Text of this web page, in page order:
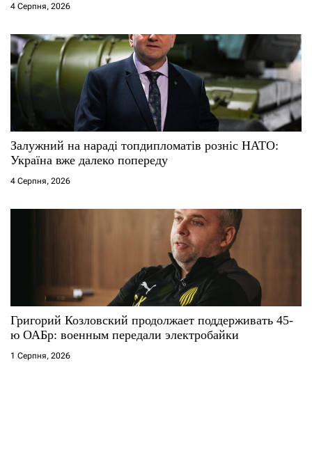
4 Серпня, 2026
Залужний на нараді топдипломатів розніс НАТО:
Україна вже далеко попереду
4 Серпня, 2026
Григорий Козловский продолжает поддерживать 45-
ю ОАБр: военным передали электробайки
1 Серпня, 2026